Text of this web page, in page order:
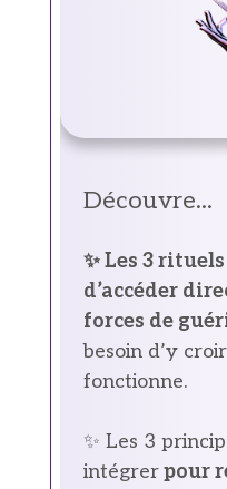
Découvre...
✨ Les 3
d’accéder
forces de
besoin d’y
fonctionne.
✨ Les 3
intégrerpour